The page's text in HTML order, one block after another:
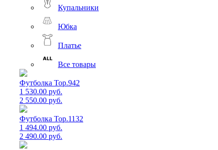
Купальники
Юбка
Платье
Все товары
Футболка Top.942
1 530.00 руб.
2 550.00 руб.
Футболка Top.1132
1 494.00 руб.
2 490.00 руб.